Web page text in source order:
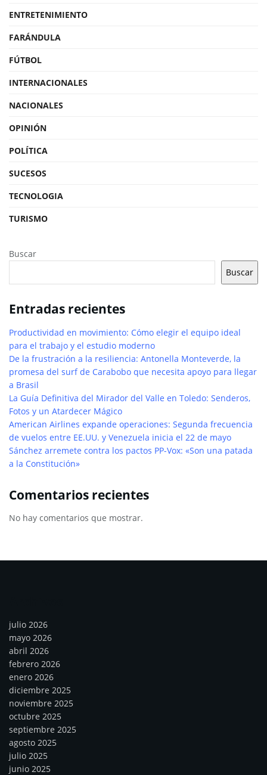
ENTRETENIMIENTO
FARÁNDULA
FÚTBOL
INTERNACIONALES
NACIONALES
OPINIÓN
POLÍTICA
SUCESOS
TECNOLOGIA
TURISMO
Buscar
Buscar
Entradas recientes
Productividad en movimiento: Cómo elegir el equipo ideal
para el trabajo y el estudio moderno
De la frustración a la resiliencia: Antonella Monteverde, la
promesa del surf de Carabobo que necesita apoyo para llegar
a Brasil
La Guía Definitiva del Mirador del Valle en Toledo: Senderos,
Fotos y un Atardecer Mágico
American Airlines expande operaciones: Segunda frecuencia
de vuelos entre EE.UU. y Venezuela inicia el 22 de mayo
Sánchez arremete contra los pactos PP-Vox: «Son una patada
a la Constitución»
Comentarios recientes
No hay comentarios que mostrar.
julio 2026
mayo 2026
abril 2026
febrero 2026
enero 2026
diciembre 2025
noviembre 2025
octubre 2025
septiembre 2025
agosto 2025
julio 2025
junio 2025